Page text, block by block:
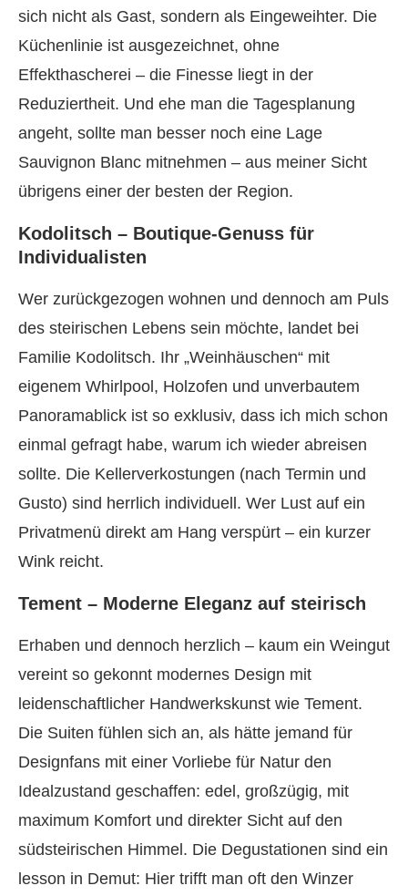
sich nicht als Gast, sondern als Eingeweihter. Die
Küchenlinie ist ausgezeichnet, ohne
Effekthascherei – die Finesse liegt in der
Reduziertheit. Und ehe man die Tagesplanung
angeht, sollte man besser noch eine Lage
Sauvignon Blanc mitnehmen – aus meiner Sicht
übrigens einer der besten der Region.
Kodolitsch – Boutique-Genuss für
Individualisten
Wer zurückgezogen wohnen und dennoch am Puls
des steirischen Lebens sein möchte, landet bei
Familie Kodolitsch. Ihr „Weinhäuschen“ mit
eigenem Whirlpool, Holzofen und unverbautem
Panoramablick ist so exklusiv, dass ich mich schon
einmal gefragt habe, warum ich wieder abreisen
sollte. Die Kellerverkostungen (nach Termin und
Gusto) sind herrlich individuell. Wer Lust auf ein
Privatmenü direkt am Hang verspürt – ein kurzer
Wink reicht.
Tement – Moderne Eleganz auf steirisch
Erhaben und dennoch herzlich – kaum ein Weingut
vereint so gekonnt modernes Design mit
leidenschaftlicher Handwerkskunst wie Tement.
Die Suiten fühlen sich an, als hätte jemand für
Designfans mit einer Vorliebe für Natur den
Idealzustand geschaffen: edel, großzügig, mit
maximum Komfort und direkter Sicht auf den
südsteirischen Himmel. Die Degustationen sind ein
lesson in Demut: Hier trifft man oft den Winzer